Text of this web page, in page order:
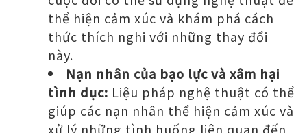
thể hiện cảm xúc và khám phá cách
thức thích nghi với những thay đổi
này.
Nạn nhân của bạo lực và xâm hại
tình dục: Liệu pháp nghệ thuật có thể
giúp các nạn nhân thể hiện cảm xúc và
xử lý những tình huống liên quan đến